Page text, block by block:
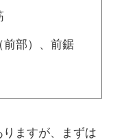
前部）、前鋸
ますが、まずは